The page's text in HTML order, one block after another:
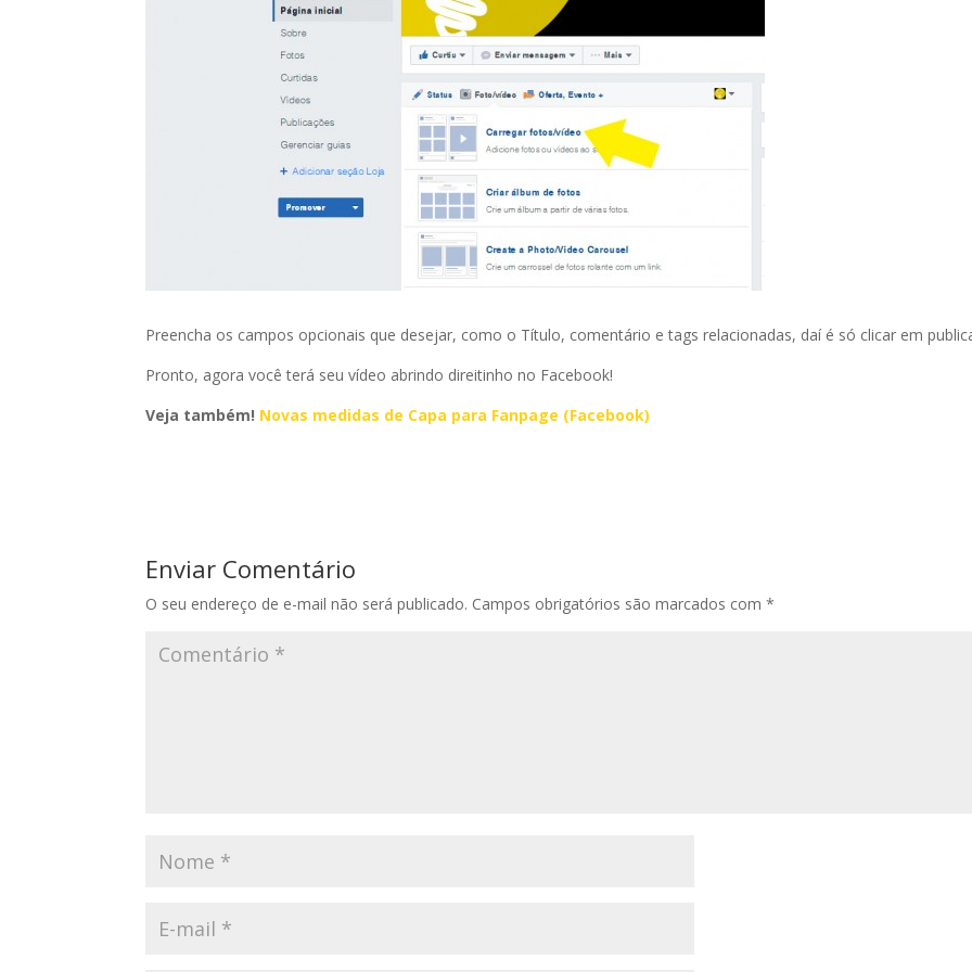
Preencha os campos opcionais que desejar, como o Título, comentário e tags relacionadas, daí é só clicar em
Pronto, agora você terá seu vídeo abrindo direitinho no Facebook!
Veja também! Novas medidas de Capa para Fanpage (Facebook)
Enviar Comentário
O seu endereço de e-mail não será publicado. Campos obrigatórios são marcados com*